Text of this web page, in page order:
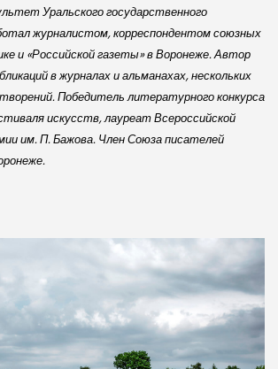
Уральского государственного
журналистом, корреспондентом союзных
и «Российской газеты» в Воронеже. Автор
в журналах и альманахах, нескольких
Победитель литературного конкурса
искусств, лауреат Всероссийской
им. П. Бажова. Член Союза писателей